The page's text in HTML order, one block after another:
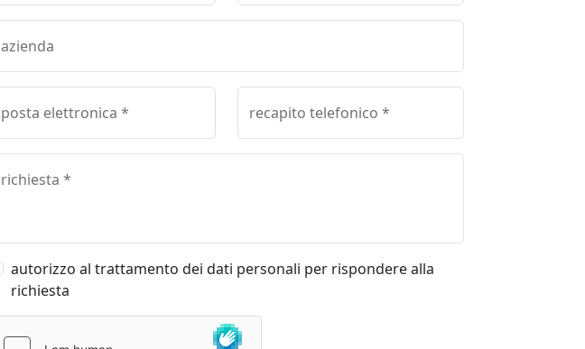
azienda
posta elettronica * recapito telefonico *
richiesta *
autorizzo al trattamento dei dati personali per rispondere alla
richiesta